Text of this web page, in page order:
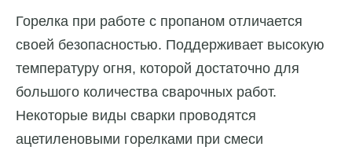
Горелка при работе с пропаном отличается
своей безопасностью. Поддерживает высокую
температуру огня, которой достаточно для
большого количества сварочных работ.
Некоторые виды сварки проводятся
ацетиленовыми горелками при смеси